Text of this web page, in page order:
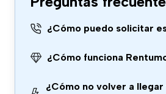
¿Cómo puedo solicitar
¿Cómo funciona
¿Cómo no volver a